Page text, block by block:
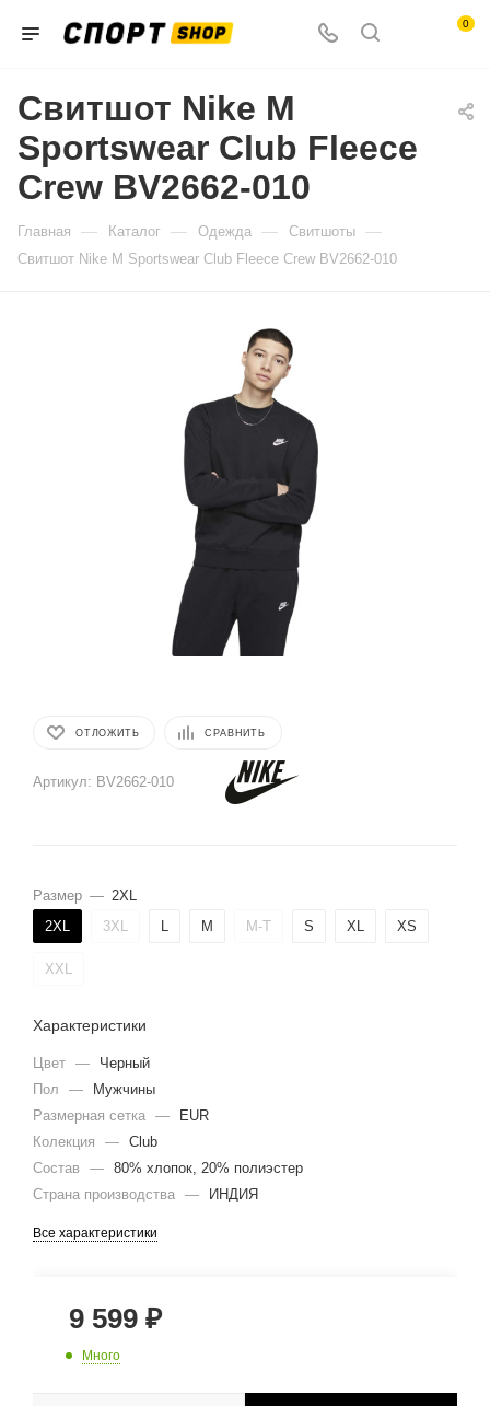
0
Свитшот Nike M
Sportswear Club Fleece
Crew BV2662-010
Главная — Каталог — Одежда — Свитшоты —
Свитшот Nike M Sportswear Club Fleece Crew BV2662-010
ОТЛОЖИТЬ СРАВНИТЬ
Артикул: BV2662-010
Размер — 2XL
2XL
3XL L M M-T S XL XS
XXL
Характеристики
Цвет —
Черный
Пол
—
Мужчины
Размерная сетка —
EUR
Колекция
— Club
Состав
— 80% хлопок, 20% полиэстер
Страна производства — ИНДИЯ
Все характеристики
9 599 ₽
Много